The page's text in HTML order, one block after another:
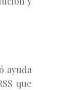
ayuda
que